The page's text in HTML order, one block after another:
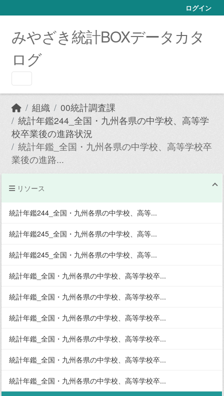
ログイン
みやざき統計BOXデータカタ
ログ
組織
00統計調査課
統計年鑑244_全国・九州各県の中学校、高等学
校卒業後の進路状況
統計年鑑_全国・九州各県の中学校、高等学校卒
業後の進路...
リソース
統計年鑑244_全国・九州各県の中学校、高等...
統計年鑑245_全国・九州各県の中学校、高等...
統計年鑑245_全国・九州各県の中学校、高等...
統計年鑑_全国・九州各県の中学校、高等学校卒...
統計年鑑_全国・九州各県の中学校、高等学校卒...
統計年鑑_全国・九州各県の中学校、高等学校卒...
統計年鑑_全国・九州各県の中学校、高等学校卒...
統計年鑑_全国・九州各県の中学校、高等学校卒...
統計年鑑_全国・九州各県の中学校、高等学校卒...